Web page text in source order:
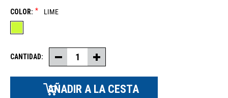
COLOR: * LIME
CANTIDAD: Disminuir
la
cantidad
de
camisetas
Aumentar
la
cantidad
camisetas